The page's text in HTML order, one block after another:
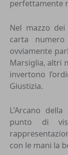
perfettamente
Nel mazzo
carta
ovviamente
Marsiglia, altri
invertono
Giustizia.
L’Arcano
punto di
con le mani la